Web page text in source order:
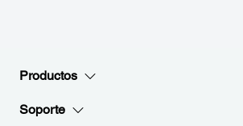
Productos
Soporte